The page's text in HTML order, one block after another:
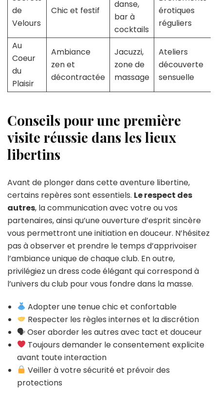
de
Velours
Chic et festif
danse,
bar à
cocktails
érotiques
réguliers
Au
Coeur
du
Plaisir
Ambiance
zen et
décontractée
Jacuzzi,
zone de
massage
Ateliers
découverte
sensuelle
Conseils pour une première
visite réussie dans les lieux
libertins
Avant de plonger dans cette aventure libertine,
certains repères sont essentiels. Le respect des
autres, la communication avec votre ou vos
partenaires, ainsi qu’une ouverture d’esprit sincère
vous permettront une initiation en douceur. N’hésitez
pas à observer et prendre le temps d’apprivoiser
l’ambiance unique de chaque club. En outre,
privilégiez un dress code élégant qui correspond à
l’univers du club pour vous fondre dans la masse.
Adopter une tenue chic et confortable
Respecter les règles internes et la discrétion
🗣 Oser aborder les autres avec tact et douceur
Toujours demander le consentement explicite
avant toute interaction
Veiller à votre sécurité et prévoir des
protections